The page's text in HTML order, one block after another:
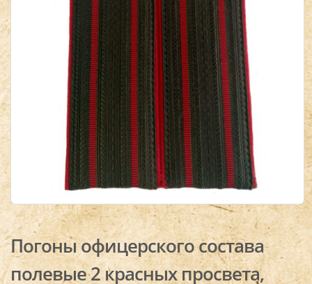
Погоны офицерского состава
полевые 2 красных просвета,